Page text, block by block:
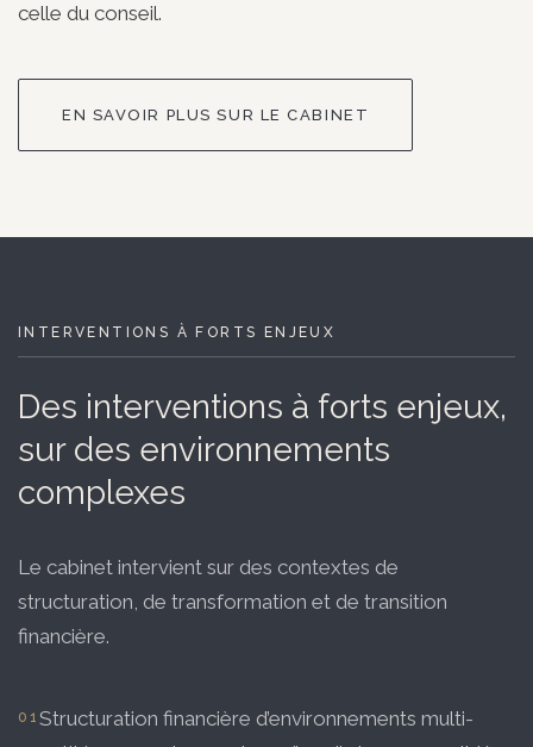
celle du conseil.
EN SAVOIR PLUS SUR LE CABINET
INTERVENTIONS À FORTS ENJEUX
Des interventions à forts enjeux,
sur des environnements
complexes
Le cabinet intervient sur des contextes de
structuration, de transformation et de transition
financière.
Structuration financière d’environnements multi-